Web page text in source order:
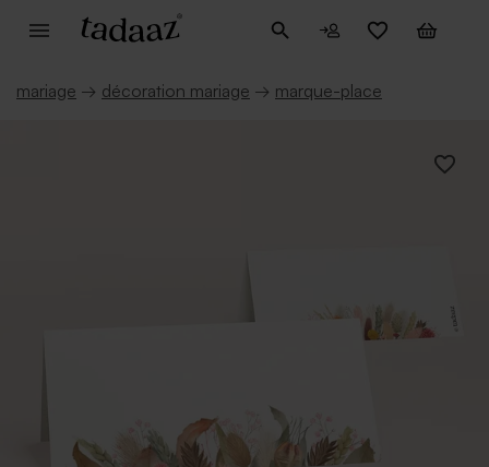
mariage → décoration mariage → marque-place